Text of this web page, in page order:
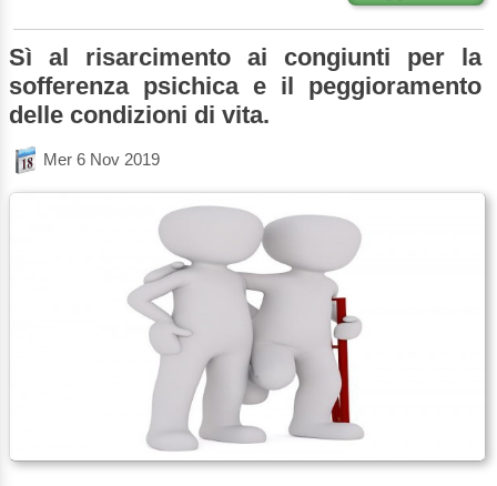
Sì al risarcimento ai congiunti per la
sofferenza psichica e il peggioramento
delle condizioni di vita.
Mer 6 Nov 2019